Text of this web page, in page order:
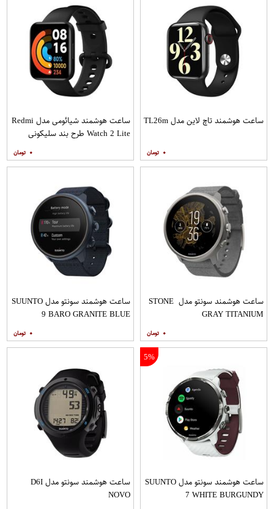
ساعت هوشمند تاچ لاین مدل TL26m
۰
ساعت هوشمند شیائومی مدل Redmi
Watch 2 Lite طرح بند سلیکونی
۰
ساعت هوشمند سونتو مدل STONE
GRAY TITANIUM
۰
ساعت هوشمند سونتو مدل SUUNTO
9 BARO GRANITE BLUE
۰
5%
ساعت هوشمند سونتو مدل SUUNTO
7 WHITE BURGUNDY
ساعت هوشمند سونتو مدل D6I
NOVO